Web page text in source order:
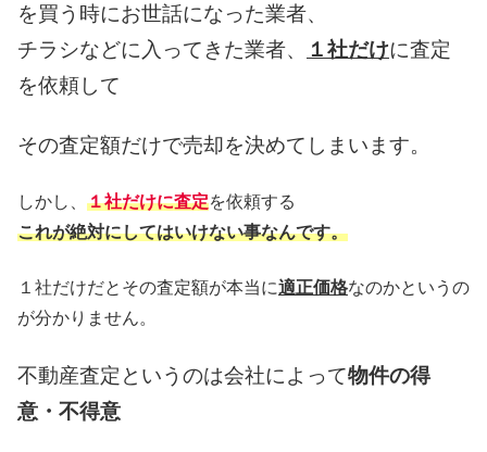
を買う時にお世話になった業者、
チラシなどに入ってきた業者、
１社だけに査定
を依頼して
その査定額だけで売却を決めてしまいます。
しかし、 １社だけに査定を依頼する
これが絶対にしてはいけない事なんです。
１社だけだとその査定額が本当に適正価格なのかというの
が分かりません。
不動産査定というのは会社によって物件の得
意・不得意